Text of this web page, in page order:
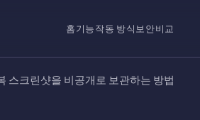
홈기능작동 방식 보안비교
스크린샷을 비공개로 보관하는 방법